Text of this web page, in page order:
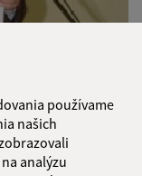
používame
našich
analýzu